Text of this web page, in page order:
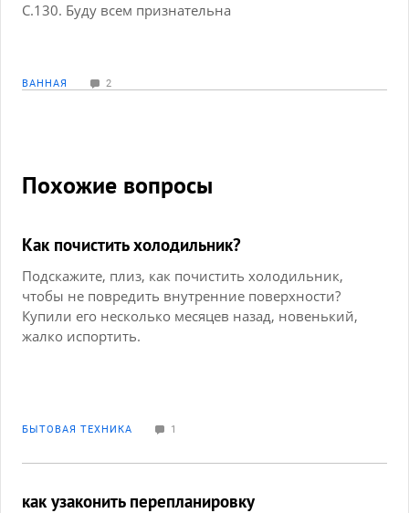
С.130. Буду всем признательна
ВАННАЯ 2
Похожие вопросы
Как почистить холодильник?
Подскажите, плиз, как почистить холодильник,
чтобы не повредить внутренние поверхности?
Купили его несколько месяцев назад, новенький,
жалко испортить.
БЫТОВАЯ ТЕХНИКА 1
как узаконить перепланировку